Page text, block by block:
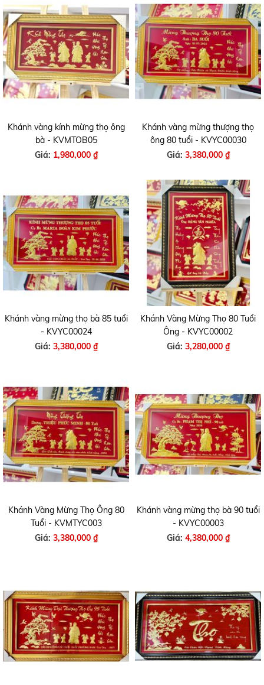
Khánh vàng kính mừng thọ ông
bà - KVMTOB05
Giá: 1,980,000 ₫
Khánh vàng mừng thượng thọ
ông 80 tuổi - KVYC00030
Giá: 3,380,000 ₫
Khánh vàng mừng thọ bà 85 tuổi
- KVYC00024
Giá: 3,380,000 ₫
Khánh Vàng Mừng Thọ 80 Tuổi
Ông - KVYC00002
Giá: 3,280,000 ₫
Khánh Vàng Mừng Thọ Ông 80
Tuổi - KVMTYC003
Giá: 3,380,000 ₫
Khánh vàng mừng thọ bà 90 tuổi
- KVYC00003
Giá: 4,380,000 ₫